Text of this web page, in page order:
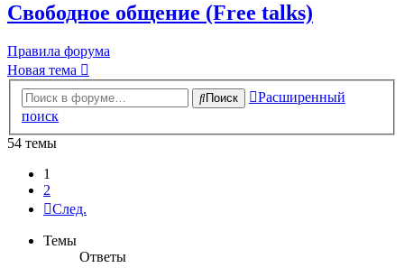
Свободное общение (Free talks)
Правила форума
Новая тема
Поиск
Расширенный
поиск
54 темы
1
2
След.
Темы
Ответы